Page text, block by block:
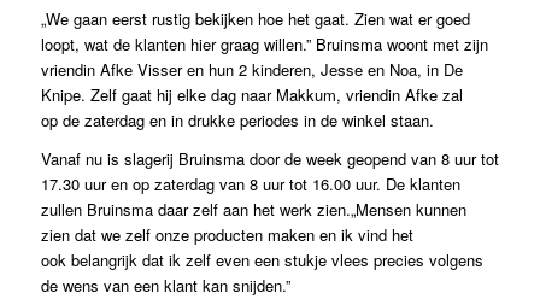
„We gaan eerst rustig bekijken hoe het gaat. Zien wat er goed
loopt, wat de klanten hier graag willen.” Bruinsma woont met zijn
vriendin Afke Visser en hun 2 kinderen, Jesse en Noa, in De
Knipe. Zelf gaat hij elke dag naar Makkum, vriendin Afke zal
op de zaterdag en in drukke periodes in de winkel staan.
Vanaf nu is slagerij Bruinsma door de week geopend van 8 uur tot
17.30 uur en op zaterdag van 8 uur tot 16.00 uur. De klanten
zullen Bruinsma daar zelf aan het werk zien.„Mensen kunnen
zien dat we zelf onze producten maken en ik vind het
ook belangrijk dat ik zelf even een stukje vlees precies volgens
de wens van een klant kan snijden.”